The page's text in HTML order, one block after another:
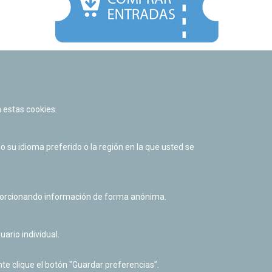
Política de cookies
Derecho de acceso a información pública
cookies.
su idioma preferido o la región en la que usted se
información de forma anónima.
individual.
clique el botón "Guardar preferencias".